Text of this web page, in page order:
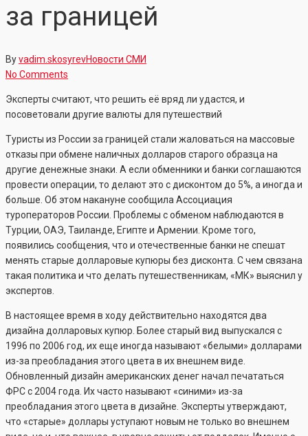
за границей
Byvadim.skosyrevНовости СМИ
No Comments
Эксперты считают, что решить её вряд ли удастся, и
посоветовали другие валюты для путешествий
Туристы из России за границей стали жаловаться на массовые
отказы при обмене наличных долларов старого образца на
другие денежные знаки. А если обменники и банки соглашаются
провести операции, то делают это с дисконтом до 5%, а иногда и
больше. Об этом накануне сообщила Ассоциация
туроператоров России. Проблемы с обменом наблюдаются в
Турции, ОАЭ, Таиланде, Египте и Армении. Кроме того,
появились сообщения, что и отечественные банки не спешат
менять старые долларовые купюры без дисконта. С чем связана
такая политика и что делать путешественникам, «МК» выяснил у
экспертов.
В настоящее время в ходу действительно находятся два
дизайна долларовых купюр. Более старый вид выпускался с
1996 по 2006 год, их еще иногда называют «белыми» долларами
из-за преобладания этого цвета в их внешнем виде.
Обновленный дизайн американских денег начал печататься
ФРС с 2004 года. Их часто называют «синими» из-за
преобладания этого цвета в дизайне. Эксперты утверждают,
что «старые» доллары уступают новым не только во внешнем